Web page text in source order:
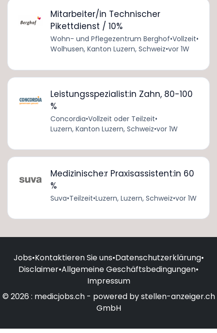
Mitarbeiter/in Technischer
Pikettdienst / 10%
Wohn- und Pflegezentrum Berghof•Vollzeit•
Wolhusen, Kanton Luzern, Schweiz•vor 1W
Leistungsspezialist:in Zahn, 80-100
%
Concordia•Vollzeit oder Teilzeit•
Luzern, Kanton Luzern, Schweiz•vor 1W
Medizinische:r Praxisassistent:in 60
%
Suva•Teilzeit•Luzern, Luzern, Schweiz•vor 1W
Jobs•Kontaktieren Sie uns•Datenschutzerklärung•
Disclaimer•Allgemeine Geschäftsbedingungen•
Impressum
© 2026 : medicjobs.ch - powered by stellen-anzeiger.ch
GmbH